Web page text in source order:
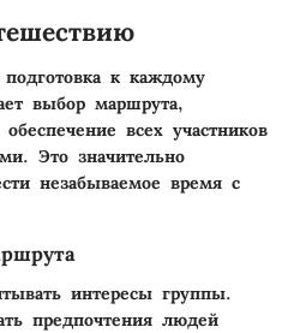
к каждому
выбор маршрута,
всех участников
Это значительно
незабываемое время с
интересы группы.
предпочтения людей